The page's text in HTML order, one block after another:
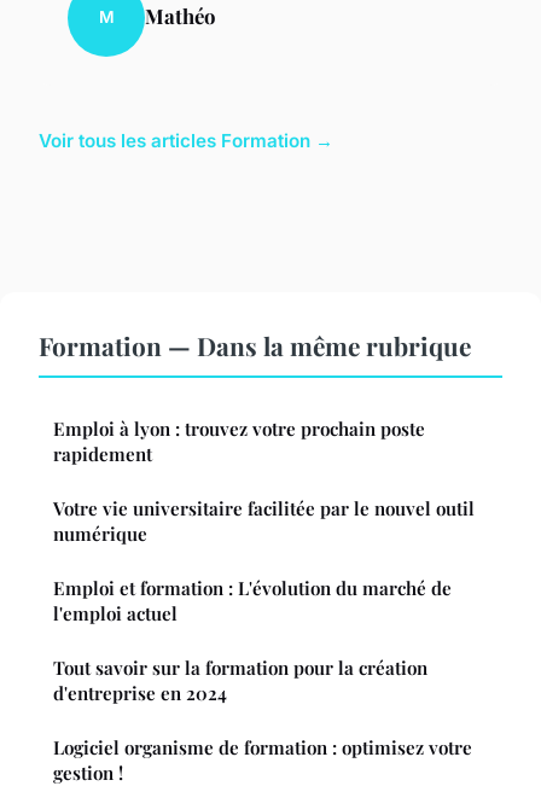
M Mathéo
Voir tous les articles Formation →
Formation — Dans la même rubrique
Emploi à lyon : trouvez votre prochain poste
rapidement
Votre vie universitaire facilitée par le nouvel outil
numérique
Emploi et formation : L'évolution du marché de
l'emploi actuel
Tout savoir sur la formation pour la création
d'entreprise en 2024
Logiciel organisme de formation : optimisez votre
gestion !